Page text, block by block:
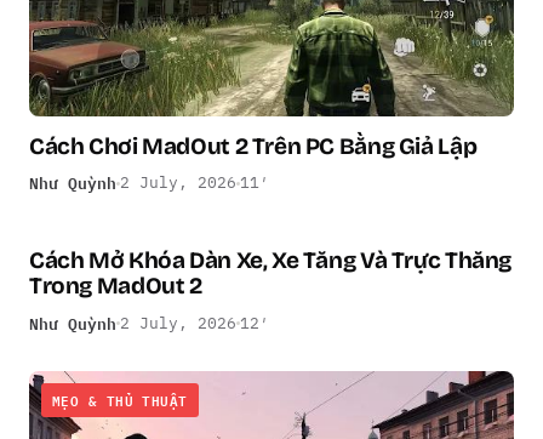
Cách Chơi MadOut 2 Trên PC Bằng Giả Lập
Như Quỳnh 2 July, 2026 11′
MẸO & THỦ THUẬT
Cách Mở Khóa Dàn Xe, Xe Tăng Và Trực Thăng
Trong MadOut 2
Như Quỳnh 2 July, 2026 12′
MẸO & THỦ THUẬT